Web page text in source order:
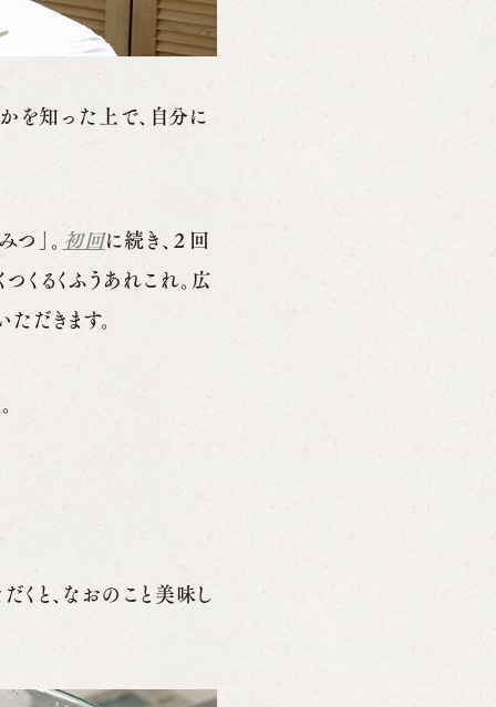
かを知った上で、自分に
」。 初回に続き、２回
くるくふうあれこれ。広
だきます。
くと、なおのこと美味し